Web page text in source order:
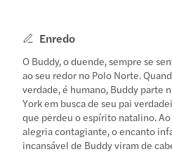
Enredo
O Buddy, o duende, sempre se
ao seu redor no Polo Norte.
verdade, é humano, Buddy parte
York em busca de seu pai
que perdeu o espírito natalino.
alegria contagiante, o encanto
incansável de Buddy viram de